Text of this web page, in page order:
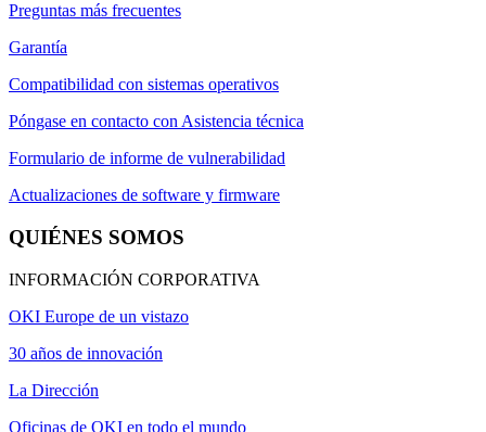
Preguntas más frecuentes
Garantía
Compatibilidad con sistemas operativos
Póngase en contacto con Asistencia técnica
Formulario de informe de vulnerabilidad
Actualizaciones de software y firmware
QUIÉNES SOMOS
INFORMACIÓN CORPORATIVA
OKI Europe de un vistazo
30 años de innovación
La Dirección
Oficinas de OKI en todo el mundo